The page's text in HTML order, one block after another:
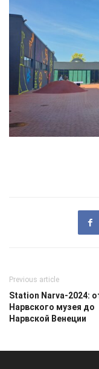
Previous article
Station Narva-2024:
Нарвского музея до
Нарвской Венеции